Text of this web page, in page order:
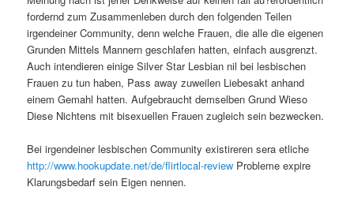
fordernd zum Zusammenleben durch den folgenden Teilen
irgendeiner Community, denn welche Frauen, die alle die eigenen
Grunden Mittels Mannern geschlafen hatten, einfach ausgrenzt.
Auch intendieren einige Silver Star Lesbian nil bei lesbischen
Frauen zu tun haben, Pass away zuweilen Liebesakt anhand
einem Gemahl hatten. Aufgebraucht demselben Grund Wieso
Diese Nichtens mit bisexuellen Frauen zugleich sein bezwecken.
Bei irgendeiner lesbischen Community existireren sera etliche
http://www.hookupdate.net/de/flirtlocal-review Probleme expire
Klarungsbedarf sein Eigen nennen.